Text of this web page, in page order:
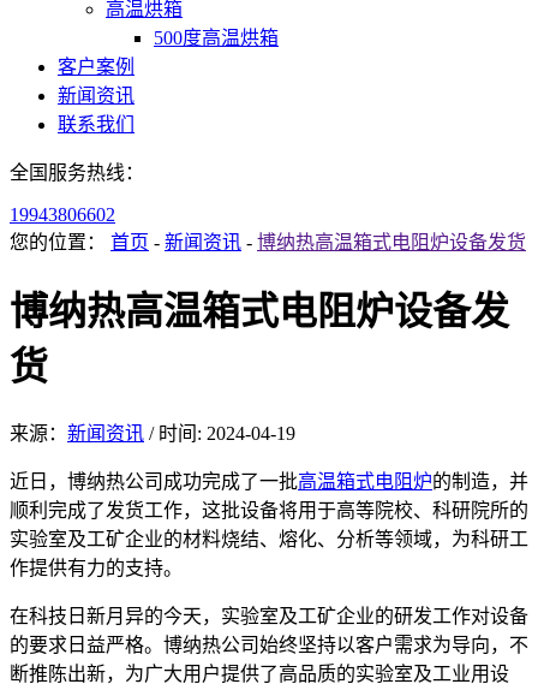
高温烘箱
500度高温烘箱
客户案例
新闻资讯
联系我们
全国服务热线：
19943806602
您的位置： 首页 - 新闻资讯 - 博纳热高温箱式电阻炉设备发货
博纳热高温箱式电阻炉设备发
货
来源： 新闻资讯 / 时间: 2024-04-19
近日，博纳热公司成功完成了一批高温箱式电阻炉的制造，并
顺利完成了发货工作，这批设备将用于高等院校、科研院所的
实验室及工矿企业的材料烧结、熔化、分析等领域，为科研工
作提供有力的支持。
在科技日新月异的今天，实验室及工矿企业的研发工作对设备
的要求日益严格。博纳热公司始终坚持以客户需求为导向，不
断推陈出新，为广大用户提供了高品质的实验室及工业用设